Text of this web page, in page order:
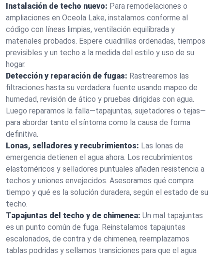
Instalación de techo nuevo: Para remodelaciones o
ampliaciones en Oceola Lake, instalamos conforme al
código con líneas limpias, ventilación equilibrada y
materiales probados. Espere cuadrillas ordenadas, tiempos
previsibles y un techo a la medida del estilo y uso de su
hogar.
Detección y reparación de fugas: Rastrearemos las
filtraciones hasta su verdadera fuente usando mapeo de
humedad, revisión de ático y pruebas dirigidas con agua.
Luego reparamos la falla—tapajuntas, sujetadores o tejas—
para abordar tanto el síntoma como la causa de forma
definitiva.
Lonas, selladores y recubrimientos: Las lonas de
emergencia detienen el agua ahora. Los recubrimientos
elastoméricos y selladores puntuales añaden resistencia a
techos y uniones envejecidos. Asesoramos qué compra
tiempo y qué es la solución duradera, según el estado de su
techo.
Tapajuntas del techo y de chimenea: Un mal tapajuntas
es un punto común de fuga. Reinstalamos tapajuntas
escalonados, de contra y de chimenea, reemplazamos
tablas podridas y sellamos transiciones para que el agua